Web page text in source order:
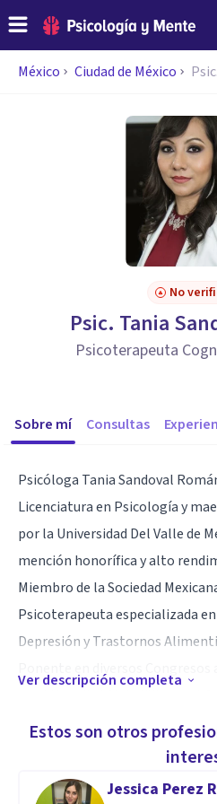
México Ciudad de México
No
Psic. Tania
Psicoterapeuta
Sobre mí Consultas
Psicóloga Tania Sandoval
Licenciatura en Psicología y
por la Universidad Del Valle de
mención honorífica y alto
Miembro de la Sociedad
Psicoterapeuta especializada
Depresión y Trastornos
mencionar algunos.
televisión y radio, así como, con
Revistas Electrónicas y Diversos
Ver descripción completa
Estos son otros
Jessica Perez